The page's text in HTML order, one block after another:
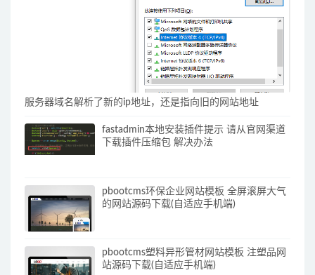
服务器域名解析了新的ip地址，还是指向旧的网站地址
fastadmin本地安装插件提示 请从官网渠道
下载插件压缩包 解决办法
pbootcms环保企业网站模板 全屏滚屏大气
的网站源码下载(自适应手机端)
pbootcms塑料异形管材网站模板 注塑品网
站源码下载(自适应手机端)